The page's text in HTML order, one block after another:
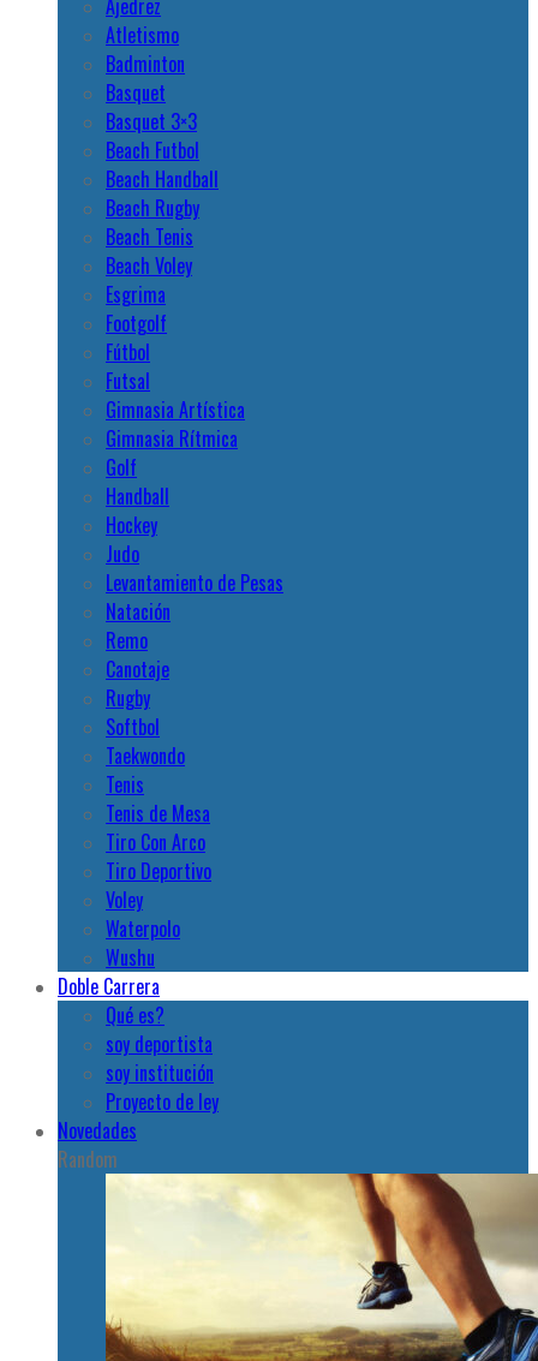
Ajedrez
Atletismo
Badminton
Basquet
Basquet 3×3
Beach Futbol
Beach Handball
Beach Rugby
Beach Tenis
Beach Voley
Esgrima
Footgolf
Fútbol
Futsal
Gimnasia Artística
Gimnasia Rítmica
Golf
Handball
Hockey
Judo
Levantamiento de Pesas
Natación
Remo
Canotaje
Rugby
Softbol
Taekwondo
Tenis
Tenis de Mesa
Tiro Con Arco
Tiro Deportivo
Voley
Waterpolo
Wushu
Doble Carrera
Qué es?
soy deportista
soy institución
Proyecto de ley
Novedades
Random